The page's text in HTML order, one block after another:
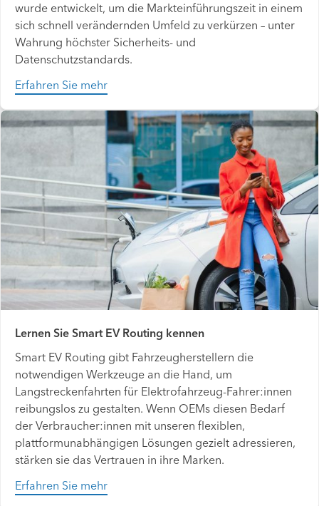
wurde entwickelt, um die Markteinführungszeit in einem
sich schnell verändernden Umfeld zu verkürzen – unter
Wahrung höchster Sicherheits- und
Datenschutzstandards.
Erfahren Sie mehr
Lernen Sie Smart EV Routing kennen
Smart EV Routing gibt Fahrzeugherstellern die
notwendigen Werkzeuge an die Hand, um
Langstreckenfahrten für Elektrofahrzeug-Fahrer:innen
reibungslos zu gestalten. Wenn OEMs diesen Bedarf
der Verbraucher:innen mit unseren flexiblen,
plattformunabhängigen Lösungen gezielt adressieren,
stärken sie das Vertrauen in ihre Marken.
Erfahren Sie mehr